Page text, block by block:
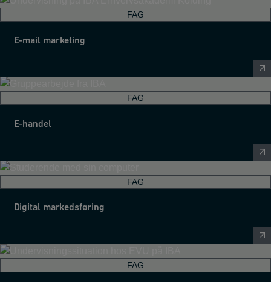
FAG
E-mail marketing
FAG
E-handel
FAG
Digital markedsføring
FAG